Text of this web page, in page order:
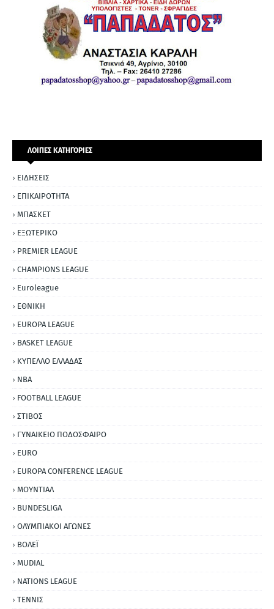
ΛΟΙΠΕΣ ΚΑΤΗΓΟΡΙΕΣ
ΕΙΔΗΣΕΙΣ
ΕΠΙΚΑΙΡΟΤΗΤΑ
ΜΠΑΣΚΕΤ
ΕΞΩΤΕΡΙΚΟ
PREMIER LEAGUE
CHAMPIONS LEAGUE
Euroleague
ΕΘΝΙΚΗ
EUROPA LEAGUE
BASKET LEAGUE
ΚΥΠΕΛΛΟ ΕΛΛΑΔΑΣ
NBA
FOOTBALL LEAGUE
ΣΤΙΒΟΣ
ΓΥΝΑΙΚΕΙΟ ΠΟΔΟΣΦΑΙΡΟ
EURO
EUROPA CONFERENCE LEAGUE
ΜΟΥΝΤΙΑΛ
BUNDESLIGA
ΟΛΥΜΠΙΑΚΟΙ ΑΓΩΝΕΣ
ΒΟΛΕΪ
MUDIAL
NATIONS LEAGUE
ΤΕΝΝΙΣ